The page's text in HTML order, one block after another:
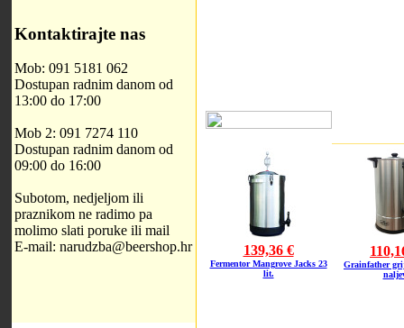
Kontaktirajte nas
Mob: 091 5181 062
Dostupan radnim danom od
13:00 do 17:00
Mob 2: 091 7274 110
Dostupan radnim danom od
09:00 do 16:00
Subotom, nedjeljom ili
praznikom ne radimo pa
molimo slati poruke ili mail
E-mail: narudzba@beershop.hr
139,36 €
Fermentor Mangrove Jacks 23
lit.
Grainfather